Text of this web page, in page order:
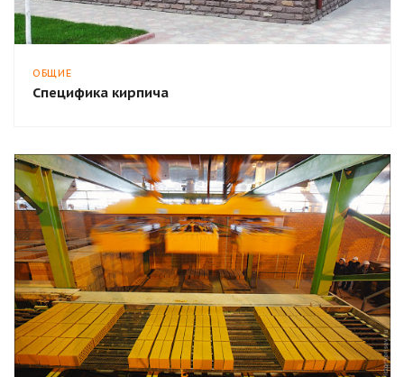
ОБЩИЕ
Специфика кирпича